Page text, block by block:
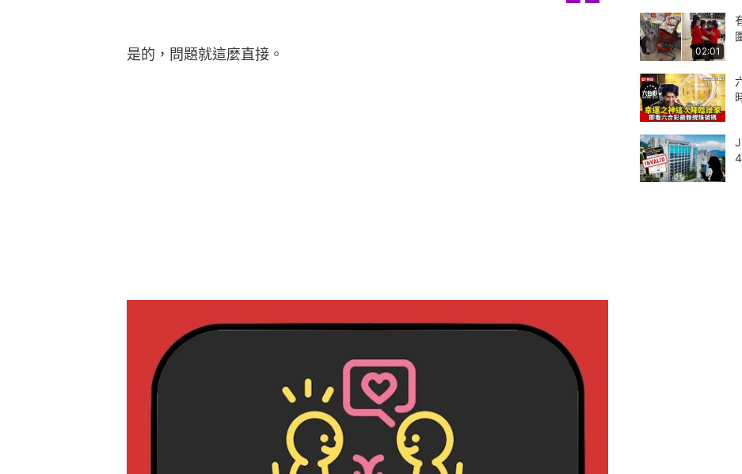
是的，問題就這麼直接。 02:01